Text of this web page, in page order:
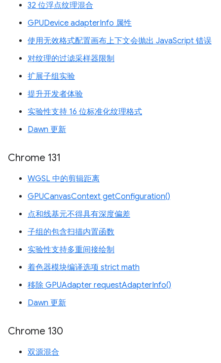
32 位浮点纹理混合
GPUDevice adapterInfo 属性
使用无效格式配置画布上下文会抛出 JavaScript 错误
对纹理的过滤采样器限制
扩展子组实验
提升开发者体验
实验性支持 16 位标准化纹理格式
Dawn 更新
Chrome 131
WGSL 中的剪辑距离
GPUCanvasContext getConfiguration()
点和线基元不得具有深度偏差
子组的包含扫描内置函数
实验性支持多重间接绘制
着色器模块编译选项 strict math
移除 GPUAdapter requestAdapterInfo()
Dawn 更新
Chrome 130
双源混合